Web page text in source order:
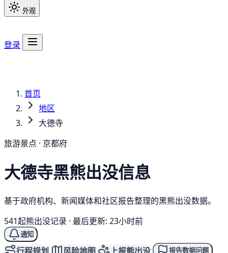
外观
登录
首页
地区
大德寺
旅游景点 · 京都府
大德寺黑熊出没信息
基于政府机构、新闻媒体和社区报告整理的黑熊出没数据。
541起熊出没记录 · 最后更新: 23小时前
通知
报告数据问题